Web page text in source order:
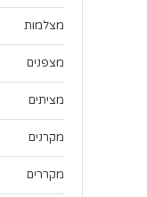
מצלמות
מצפנים
מציתים
מקרנים
מקררים